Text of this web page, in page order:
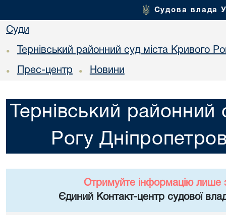
Судова влада
Суди
• Тернівський районний суд міста Кривого
• Прес-центр • Новини
Тернівський районний
Рогу
Отримуйте інформацію лише
Єдиний Контакт-центр судової